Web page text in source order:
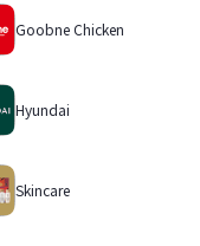
Goobne Chicken
Hyundai
Skincare